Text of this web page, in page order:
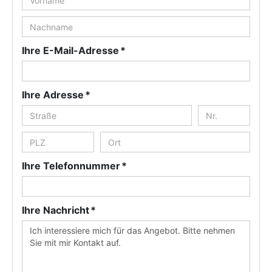
Ihre E-Mail-Adresse *
Ihre Adresse *
Ihre Telefonnummer *
Ihre Nachricht *